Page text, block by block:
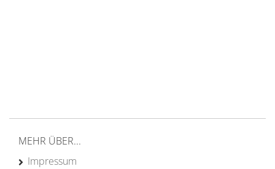
MEHR ÜBER...
Impressum